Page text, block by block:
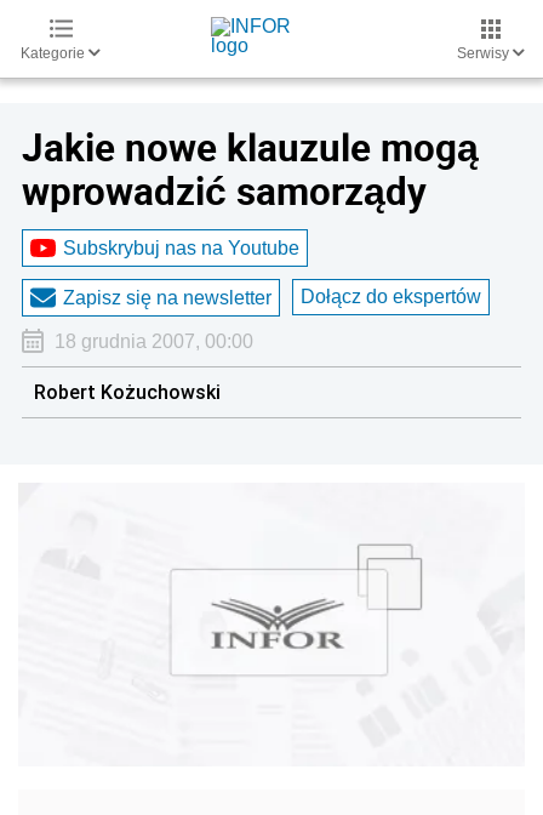
Kategorie Serwisy
Jakie nowe klauzule mogą
wprowadzić samorządy
Subskrybuj nas na Youtube
Zapisz się na newsletter Dołącz do ekspertów
18 grudnia 2007, 00:00
Robert Kożuchowski